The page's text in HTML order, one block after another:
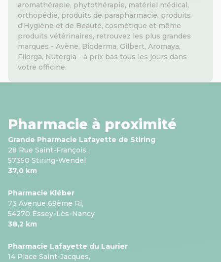
aromathérapie, phytothérapie, matériel médical,
orthopédie, produits de parapharmacie, produits
d'Hygiène et de Beauté, cosmétique et même
produits vétérinaires, retrouvez les plus grandes
marques - Avène, Bioderma, Gilbert, Aromaya,
Filorga, Nutergia - à prix bas tous les jours dans
votre officine.
Pharmacie à proximité
Grande Pharmacie Lafayette de Stiring
28 Rue Saint-François,
57350 Stiring-Wendel
37,0 km
Pharmacie Kléber
73 Avenue 69ème Ri,
54270 Essey-Lès-Nancy
38,2 km
Pharmacie Lafayette du Laurier
14 Place Saint-Jacques,